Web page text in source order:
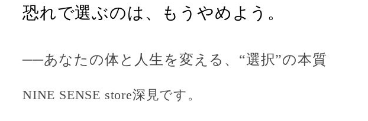
恐れで選ぶのは、もうやめよう。
──あなたの体と人生を変える、“選択”の本質
NINE SENSE store深見です。